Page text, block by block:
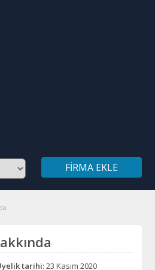
FIRMA EKLE
tarihi:23 Kasım 2020